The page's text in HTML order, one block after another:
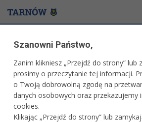
Piknik Rodzinny na Westerplatte
WARTO ZOBACZYĆ
PIKNIK RODZINNY NA
12.06.2026, 18:43 fot. Tomasz Schenk
Szanowni Państwo,
Zanim klikniesz „Przejdź do strony” lub
prosimy o przeczytanie tej informacji.
o Twoją dobrowolną zgodę na
danych osobowych oraz przekazujemy
cookies.
Klikając „Przejdź do strony” lub